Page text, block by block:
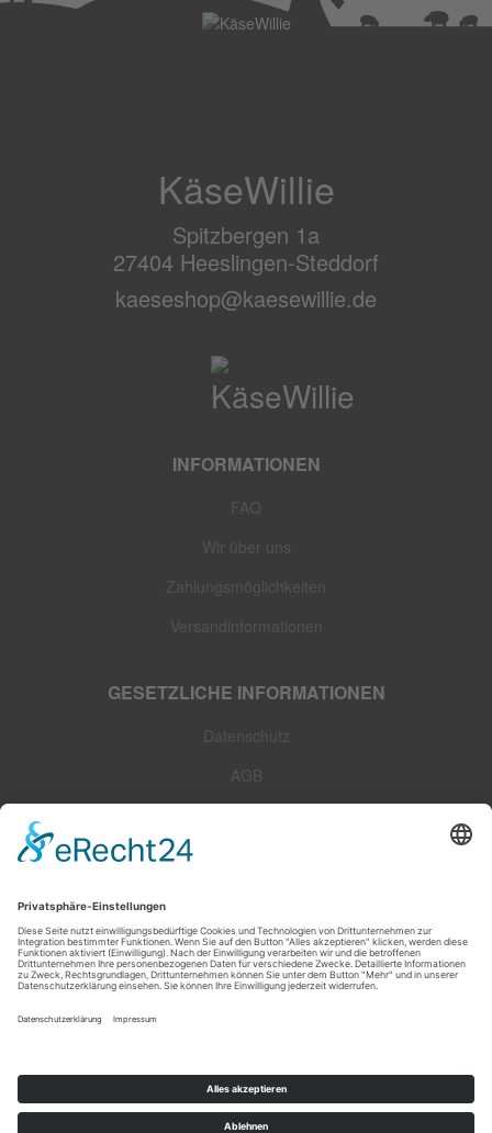
KäseWillie
Spitzbergen 1a
27404 Heeslingen-Steddorf
kaeseshop@kaesewillie.de
INFORMATIONEN
FAQ
Wir über uns
Zahlungsmöglichkeiten
Versandinformationen
GESETZLICHE INFORMATIONEN
Datenschutz
AGB
Zahlungsarten